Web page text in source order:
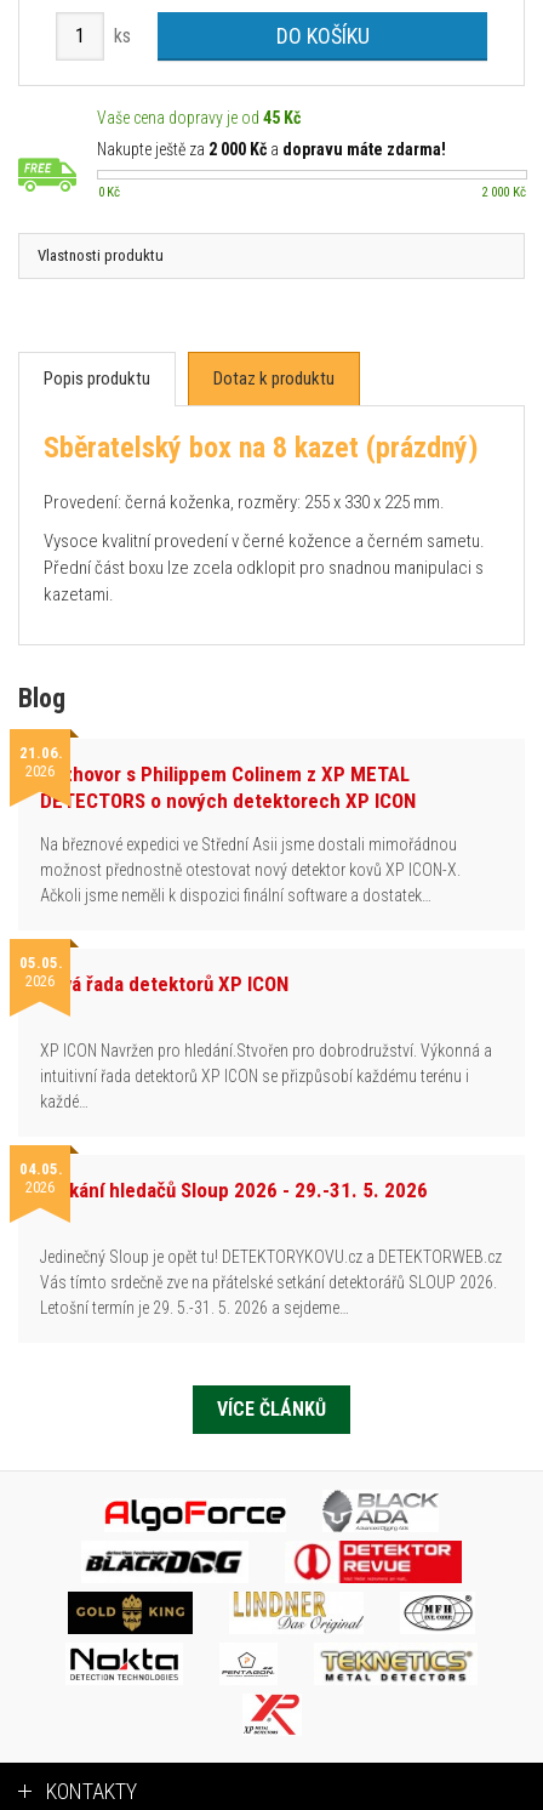
ks DO KOŠÍKU
Vaše cena dopravy je od 45 Kč
Nakupte ještě za 2 000 Kč a dopravu máte zdarma!
0 Kč 2 000 Kč
Vlastnosti produktu
Popis produktu Dotaz k produktu
Sběratelský box na 8 kazet (prázdný)
Provedení: černá koženka, rozměry: 255 x 330 x 225 mm.
Vysoce kvalitní provedení v černé kožence a černém sametu.
Přední část boxu lze zcela odklopit pro snadnou manipulaci s
kazetami.
Blog
21.06.
2026Rozhovor s Philippem Colinem z XP METAL
DETECTORS o nových detektorech XP ICON
Na březnové expedici ve Střední Asii jsme dostali mimořádnou
možnost přednostně otestovat nový detektor kovů XP ICON-X.
Ačkoli jsme neměli k dispozici finální software a dostatek…
05.05.
2026Nová řada detektorů XP ICON
XP ICON Navržen pro hledání.Stvořen pro dobrodružství. Výkonná a
intuitivní řada detektorů XP ICON se přizpůsobí každému terénu i
každé…
04.05.
2026Setkání hledačů Sloup 2026 - 29.-31. 5. 2026
Jedinečný Sloup je opět tu! DETEKTORYKOVU.cz a DETEKTORWEB.cz
Vás tímto srdečně zve na přátelské setkání detektorářů SLOUP 2026.
Letošní termín je 29. 5.-31. 5. 2026 a sejdeme…
VÍCE ČLÁNKŮ
KONTAKTY